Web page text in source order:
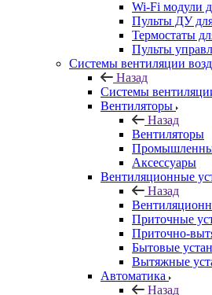
Wi-Fi модули
Пульты ДУ
Термостаты
Пульты
Системы вентиляции
Назад
Системы
Вентиляторы
Назад
Вентиляторы
Аксессуары
Вентиляционные
Назад
Приточные
Приточно-
Бытовые
Вытяжные
Автоматика
Назад